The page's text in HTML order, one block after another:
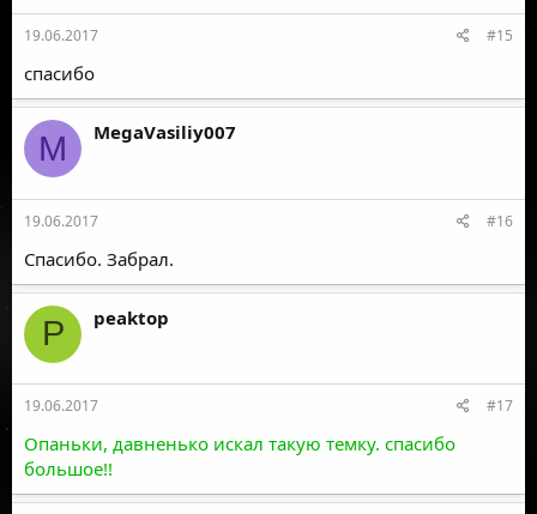
19.06.2017 #15
спасибо
M MegaVasiliy007
19.06.2017 #16
Спасибо. Забрал.
P peaktop
19.06.2017 #17
Опаньки, давненько искал такую темку. спасибо
большое!!